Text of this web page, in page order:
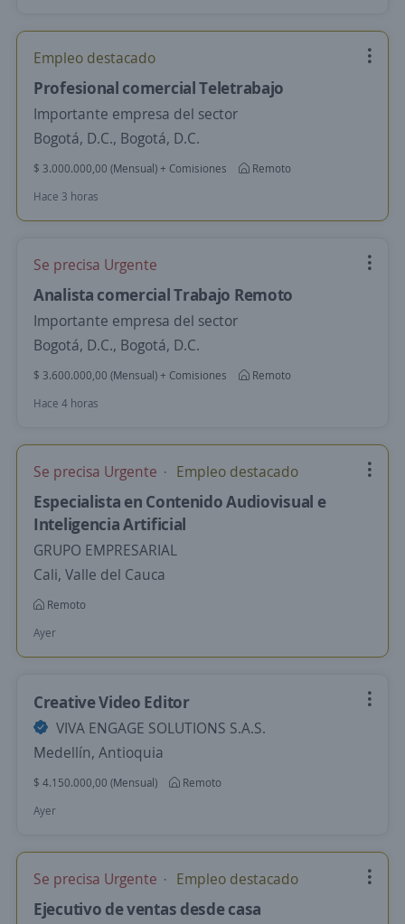
Empleo destacado
Profesional comercial Teletrabajo
Importante empresa del sector
Bogotá, D.C., Bogotá, D.C.
$ 3.000.000,00 (Mensual) + Comisiones
Remoto
Hace 3 horas
Se precisa Urgente
Analista comercial Trabajo Remoto
Importante empresa del sector
Bogotá, D.C., Bogotá, D.C.
$ 3.600.000,00 (Mensual) + Comisiones
Remoto
Hace 4 horas
Se precisa Urgente Empleo destacado
Especialista en Contenido Audiovisual e
Inteligencia Artificial
GRUPO EMPRESARIAL
Cali, Valle del Cauca
Remoto
Ayer
Creative Video Editor
VIVA ENGAGE SOLUTIONS S.A.S.
Medellín, Antioquia
$ 4.150.000,00 (Mensual)
Remoto
Ayer
Se precisa Urgente Empleo destacado
Ejecutivo de ventas desde casa